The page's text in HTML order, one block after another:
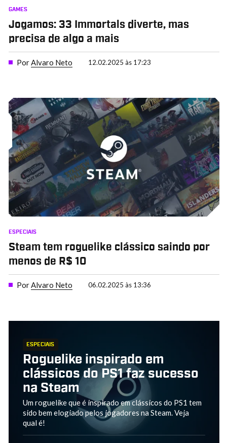
GAMES
Jogamos: 33 Immortals diverte, mas
precisa de algo a mais
PorAlvaro Neto 12.02.2025 às 17:23
ESPECIAIS
Steam tem roguelike clássico saindo por
menos de R$ 10
PorAlvaro Neto 06.02.2025 às 13:36
ESPECIAIS
Roguelike inspirado em
clássicos do PS1 faz sucesso
na Steam
Um roguelike que é inspirado em clássicos do PS1 tem
sido bem elogiado pelos jogadores na Steam. Veja
qual é!